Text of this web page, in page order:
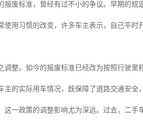
报废标准，曾经有过不小的争议。早期的
使用习惯的改变，许多车主表示，自己平
整。如今的报废标准已经改为按照行驶
的实际用车情况，既保障了道路交通安全
这一政策的调整影响尤为深远。过去，二